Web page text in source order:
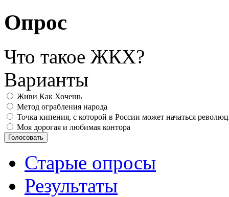
Опрос
Что такое ЖКХ?
Варианты
Живи Как Хочешь
Метод ограбления народа
Точка кипения, с которой в России может начаться
Моя дорогая и любимая контора
Старые опросы
Результаты